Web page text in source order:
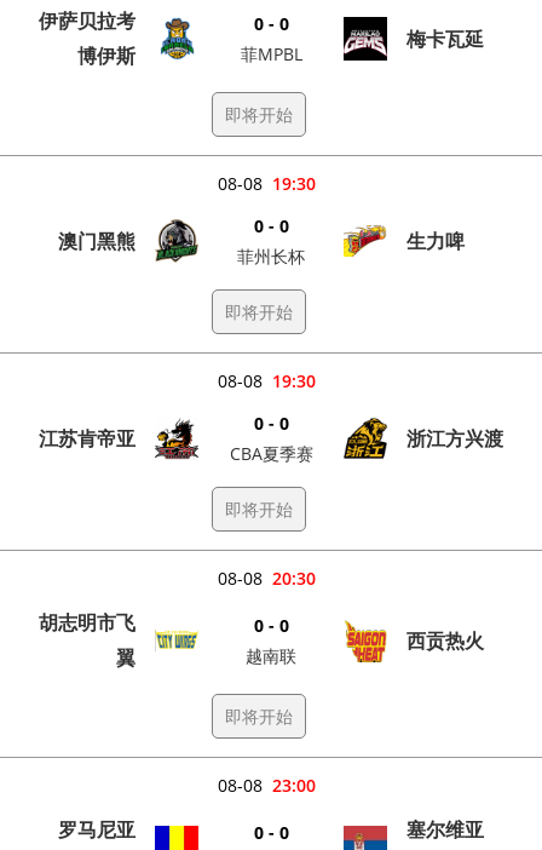
伊萨贝拉考
博伊斯
0 - 0
菲MPBL
梅卡瓦延
即将开始
19:30
08-08
澳门黑熊
0 - 0
菲州长杯
生力啤
即将开始
19:30
08-08
江苏肯帝亚
0 - 0
CBA夏季赛
浙江方兴渡
即将开始
20:30
08-08
胡志明市飞
翼
0 - 0
越南联
西贡热火
即将开始
23:00
08-08
罗马尼亚
0 - 0
塞尔维亚